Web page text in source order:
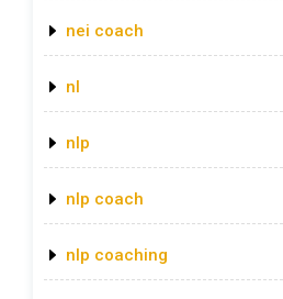
nei coach
nl
nlp
nlp coach
nlp coaching